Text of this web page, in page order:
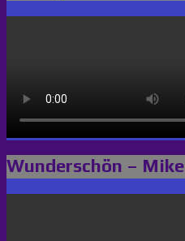
Wunderschön –